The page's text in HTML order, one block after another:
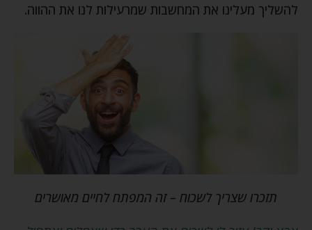
להשליך מעלינו את המחשבות שמרעילות לנו את ההווה.
תזכרו שצריך לשכוח – זה המפתח לחיים מאושרים